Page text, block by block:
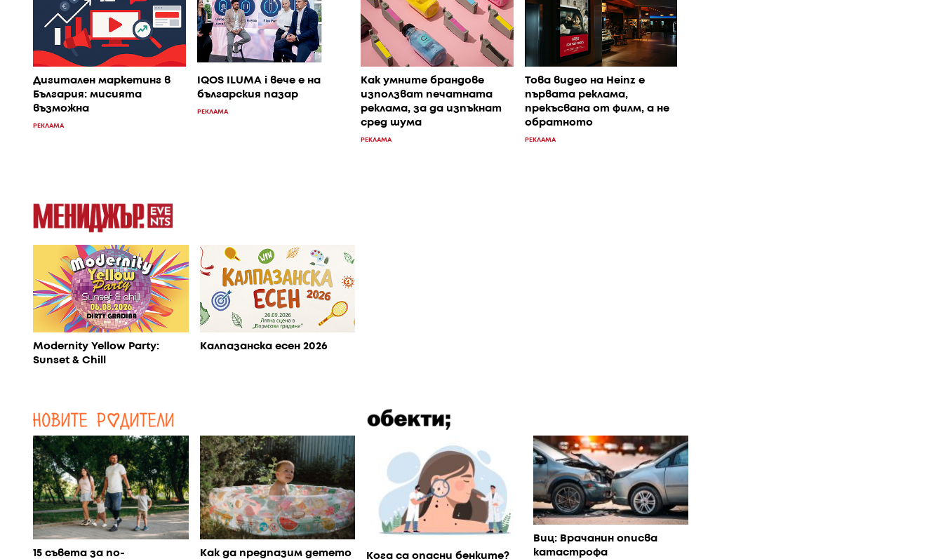
Дигитален маркетинг в
България: мисията
възможна
РЕКЛАМА
IQOS ILUMA i вече е на
българския пазар
РЕКЛАМА
Как умните брандове
използват печатната
реклама, за да изпъкнат
сред шума
РЕКЛАМА
Това видео на Heinz е
първата реклама,
прекъсвана от филм, а не
обратното
РЕКЛАМА
Modernity Yellow Party:
Sunset & Chill
Калпазанска есен 2026
15 съвета за по- Как да предпазим детето Кога са опасни бенките?
Виц: Врачанин описва
катастрофа